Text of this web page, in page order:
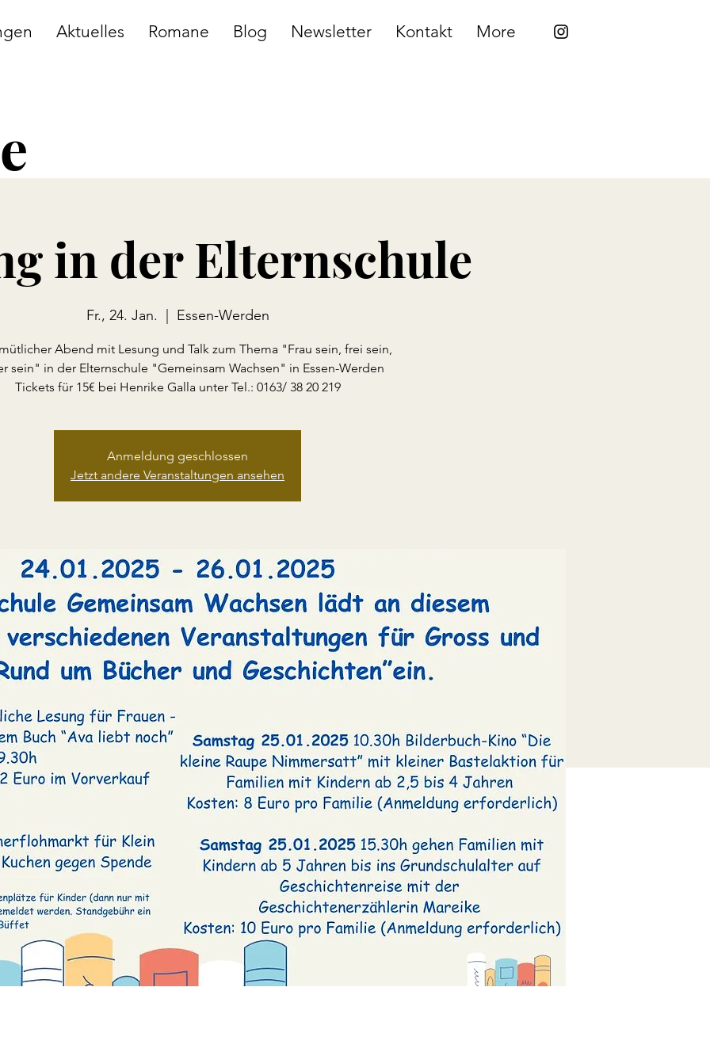
Aktuelles Romane Blog Newsletter Kontakt More
in der Elternschule
Fr., 24. Jan. Essen-Werden
Abend mit Lesung und Talk zum Thema "Frau sein, frei sein,
sein" in der Elternschule "Gemeinsam Wachsen" in Essen-Werden
Tickets für 15€ bei Henrike Galla unter Tel.: 0163/ 38 20 219
Anmeldung geschlossen
Jetzt andere Veranstaltungen ansehen